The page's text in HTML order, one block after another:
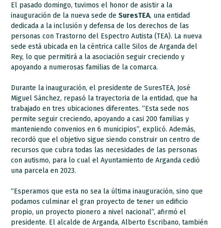
El pasado domingo, tuvimos el honor de asistir a la
inauguración de la nueva sede deSuresTEA, una entidad
dedicada a la inclusión y defensa de los derechos de las
personas con Trastorno del Espectro Autista (TEA). La nueva
sede está ubicada en la céntrica calle Silos de Arganda del
Rey, lo que permitirá a la asociación seguir creciendo y
apoyando a numerosas familias de la comarca.
Durante la inauguración, el presidente de SuresTEA, José
Miguel Sánchez, repasó la trayectoria de la entidad, que ha
trabajado en tres ubicaciones diferentes. “Esta sede nos
permite seguir creciendo, apoyando a casi 200 familias y
manteniendo convenios en 6 municipios”, explicó. Además,
recordó que el objetivo sigue siendo construir un centro de
recursos que cubra todas las necesidades de las personas
con autismo, para lo cual el Ayuntamiento de Arganda cedió
una parcela en 2023.
“Esperamos que esta no sea la última inauguración, sino que
podamos culminar el gran proyecto de tener un edificio
propio, un proyecto pionero a nivel nacional”, afirmó el
presidente. El alcalde de Arganda, Alberto Escribano, también